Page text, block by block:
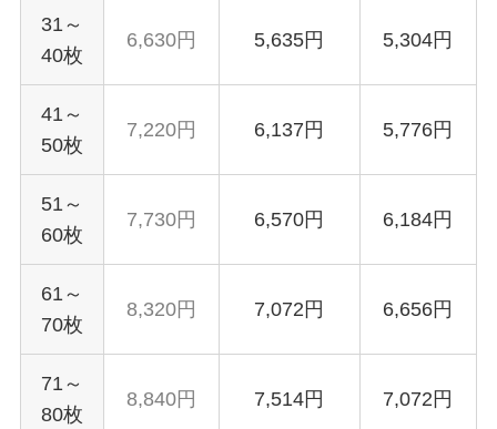
31～
40枚
6,630円 5,635円 5,304円
41～
50枚
7,220円 6,137円 5,776円
51～
60枚
7,730円 6,570円 6,184円
61～
70枚
8,320円 7,072円 6,656円
71～
80枚
8,840円 7,514円 7,072円